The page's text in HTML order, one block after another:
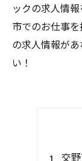
ックの求人情
市でのお仕事
の求人情報が
い！
交